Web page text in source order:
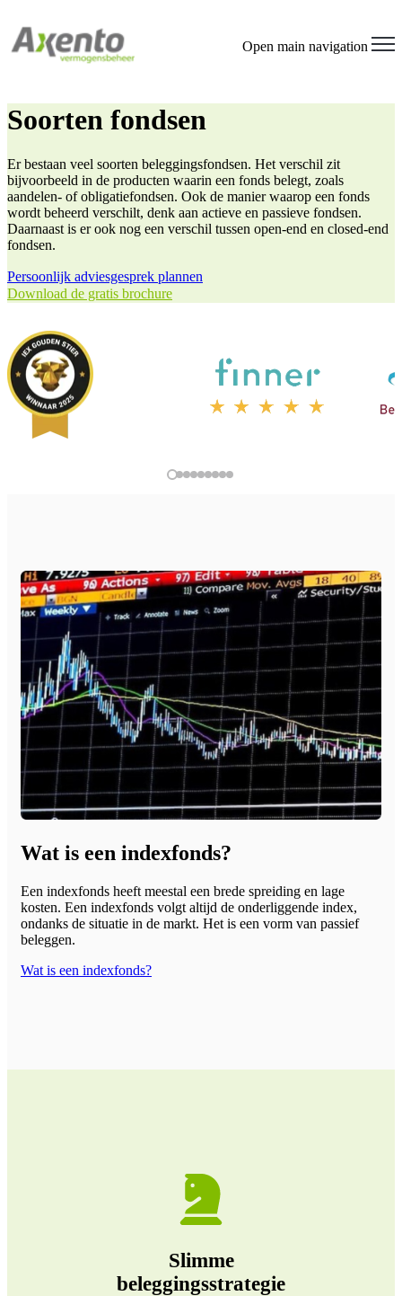
Open main navigation
Soorten fondsen
Er bestaan veel soorten beleggingsfondsen. Het verschil zit
bijvoorbeeld in de producten waarin een fonds belegt, zoals
aandelen- of obligatiefondsen. Ook de manier waarop een fonds
wordt beheerd verschilt, denk aan actieve en passieve fondsen.
Daarnaast is er ook nog een verschil tussen open-end en closed-end
fondsen.
Persoonlijk adviesgesprek plannen
Download de gratis brochure
Wat is een indexfonds?
Een indexfonds heeft meestal een brede spreiding en lage
kosten. Een indexfonds volgt altijd de onderliggende index,
ondanks de situatie in de markt. Het is een vorm van passief
beleggen.
Wat is een indexfonds?
Slimme
beleggingsstrategie